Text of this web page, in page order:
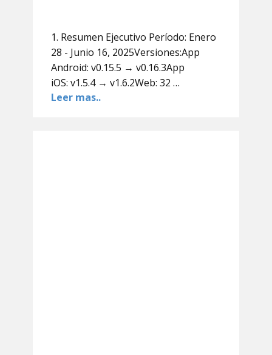
1. Resumen Ejecutivo Período: Enero
28 - Junio 16, 2025Versiones:App
Android: v0.15.5 → v0.16.3App
iOS: v1.5.4 → v1.6.2Web: 32 …
Leer mas..